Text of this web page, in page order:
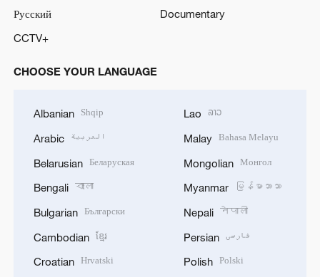
Русский
Documentary
CCTV+
CHOOSE YOUR LANGUAGE
Albanian Shqip
Arabic العربية
Belarusian Беларуская
Bengali বাংলা
Bulgarian Български
Cambodian ខ្មែរ
Croatian Hrvatski
Lao ລາວ
Malay Bahasa Melayu
Mongolian Монгол
Myanmar မြန်မာဘာသာ
Nepali नेपाली
Persian فارسی
Polish Polski